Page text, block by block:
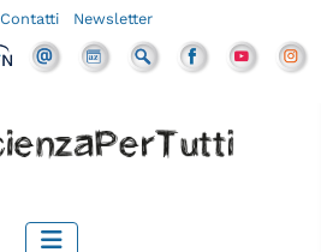
Contatti Newsletter